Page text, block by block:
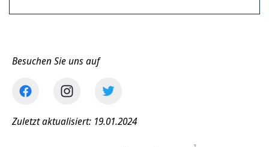
Besuchen Sie uns auf
Zuletzt aktualisiert: 19.01.2024